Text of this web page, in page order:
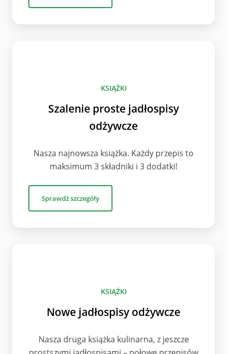
KSIĄŻKI
Szalenie proste jadłospisy
odżywcze
Nasza najnowsza książka. Każdy przepis to
maksimum 3 składniki i 3 dodatki!
Sprawdź szczegóły
KSIĄŻKI
Nowe jadłospisy odżywcze
Nasza druga książka kulinarna, z jeszcze